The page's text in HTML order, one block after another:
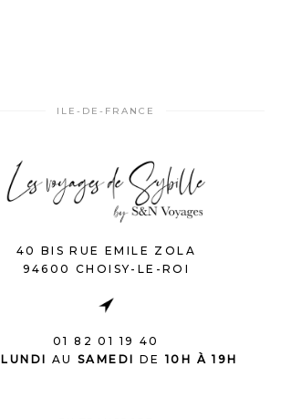
ILE-DE-FRANCE
40 BIS RUE EMILE ZOLA
94600 CHOISY-LE-ROI
01 82 01 19 40
LUNDI AU SAMEDI DE 10H À 19H